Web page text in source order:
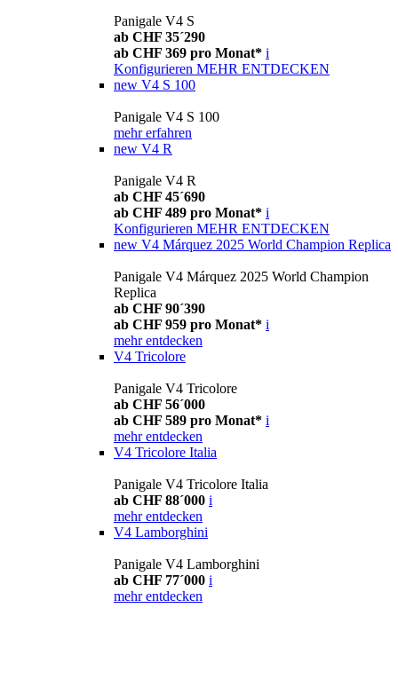
Panigale V4 S
ab CHF 35´290
ab CHF 369 pro Monat* i
Konfigurieren MEHR ENTDECKEN
new V4 S 100
Panigale V4 S 100
mehr erfahren
new V4 R
Panigale V4 R
ab CHF 45´690
ab CHF 489 pro Monat* i
Konfigurieren MEHR ENTDECKEN
new V4 Márquez 2025 World Champion Replica
Panigale V4 Márquez 2025 World Champion
Replica
ab CHF 90´390
ab CHF 959 pro Monat* i
mehr entdecken
V4 Tricolore
Panigale V4 Tricolore
ab CHF 56´000
ab CHF 589 pro Monat* i
mehr entdecken
V4 Tricolore Italia
Panigale V4 Tricolore Italia
ab CHF 88´000 i
mehr entdecken
V4 Lamborghini
Panigale V4 Lamborghini
ab CHF 77´000 i
mehr entdecken